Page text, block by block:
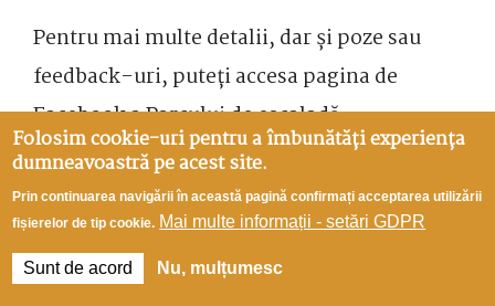
Pentru mai multe detalii, dar și poze sau
feedback-uri, puteți accesa pagina de
Facebook a Parcului de escaladă
apăsândaici.
Folosim cookie-uri pentru a îmbunătăți experiența
dumneavoastră pe acest site.
Prin continuarea navigării în această pagină confirmați acceptarea utilizării
fișierelor de tip cookie. Mai multe informații - setări GDPR
Sunt de acord Nu, mulțumesc